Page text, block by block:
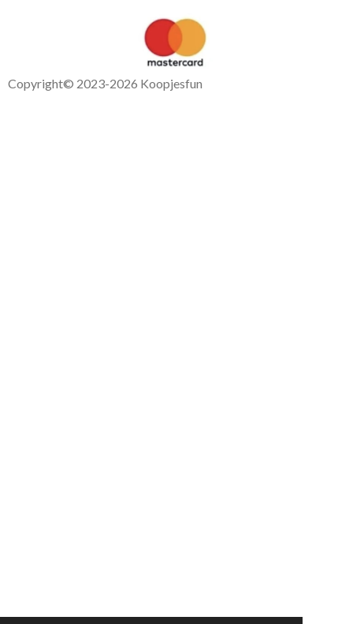
Copyright© 2023-2026 Koopjesfun